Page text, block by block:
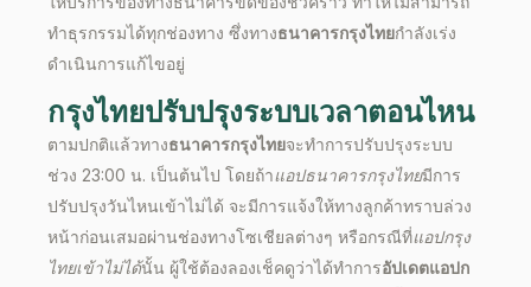
ทำธุรกรรมได้ทุกช่องทาง ซึ่งทางธนาคารกรุงไทยกำลังเร่ง
ดำเนินการแก้ไขอยู่
กรุงไทยปรับปรุงระบบเวลาตอนไหน
ตามปกติแล้วทางธนาคารกรุงไทยจะทำการปรับปรุงระบบ
ช่วง 23:00 น. เป็นต้นไป โดยถ้าแอปธนาคารกรุงไทยมีการ
ปรับปรุงวันไหนเข้าไม่ได้ จะมีการแจ้งให้ทางลูกค้าทราบล่วง
หน้าก่อนเสมอผ่านช่องทางโซเชียลต่างๆ หรือกรณีที่แอปกรุง
ไทยเข้าไม่ได้นั้น ผู้ใช้ต้องลองเช็คดูว่าได้ทำการอัปเดตแอปก